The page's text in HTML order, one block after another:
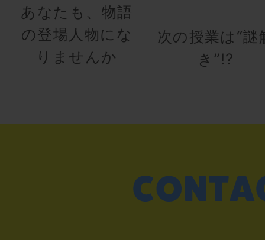
あなたも、物語
の登場人物にな
りませんか
次の授業は“謎
き”!?